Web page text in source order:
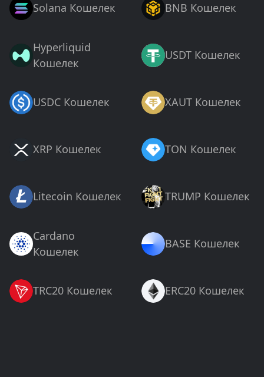
Solana Кошелек BNB Кошелек
Hyperliquid
Кошелек
USDT Кошелек
USDC Кошелек XAUT Кошелек
XRP Кошелек TON Кошелек
Litecoin Кошелек TRUMP Кошелек
Cardano
Кошелек
BASE Кошелек
TRC20 Кошелек ERC20 Кошелек